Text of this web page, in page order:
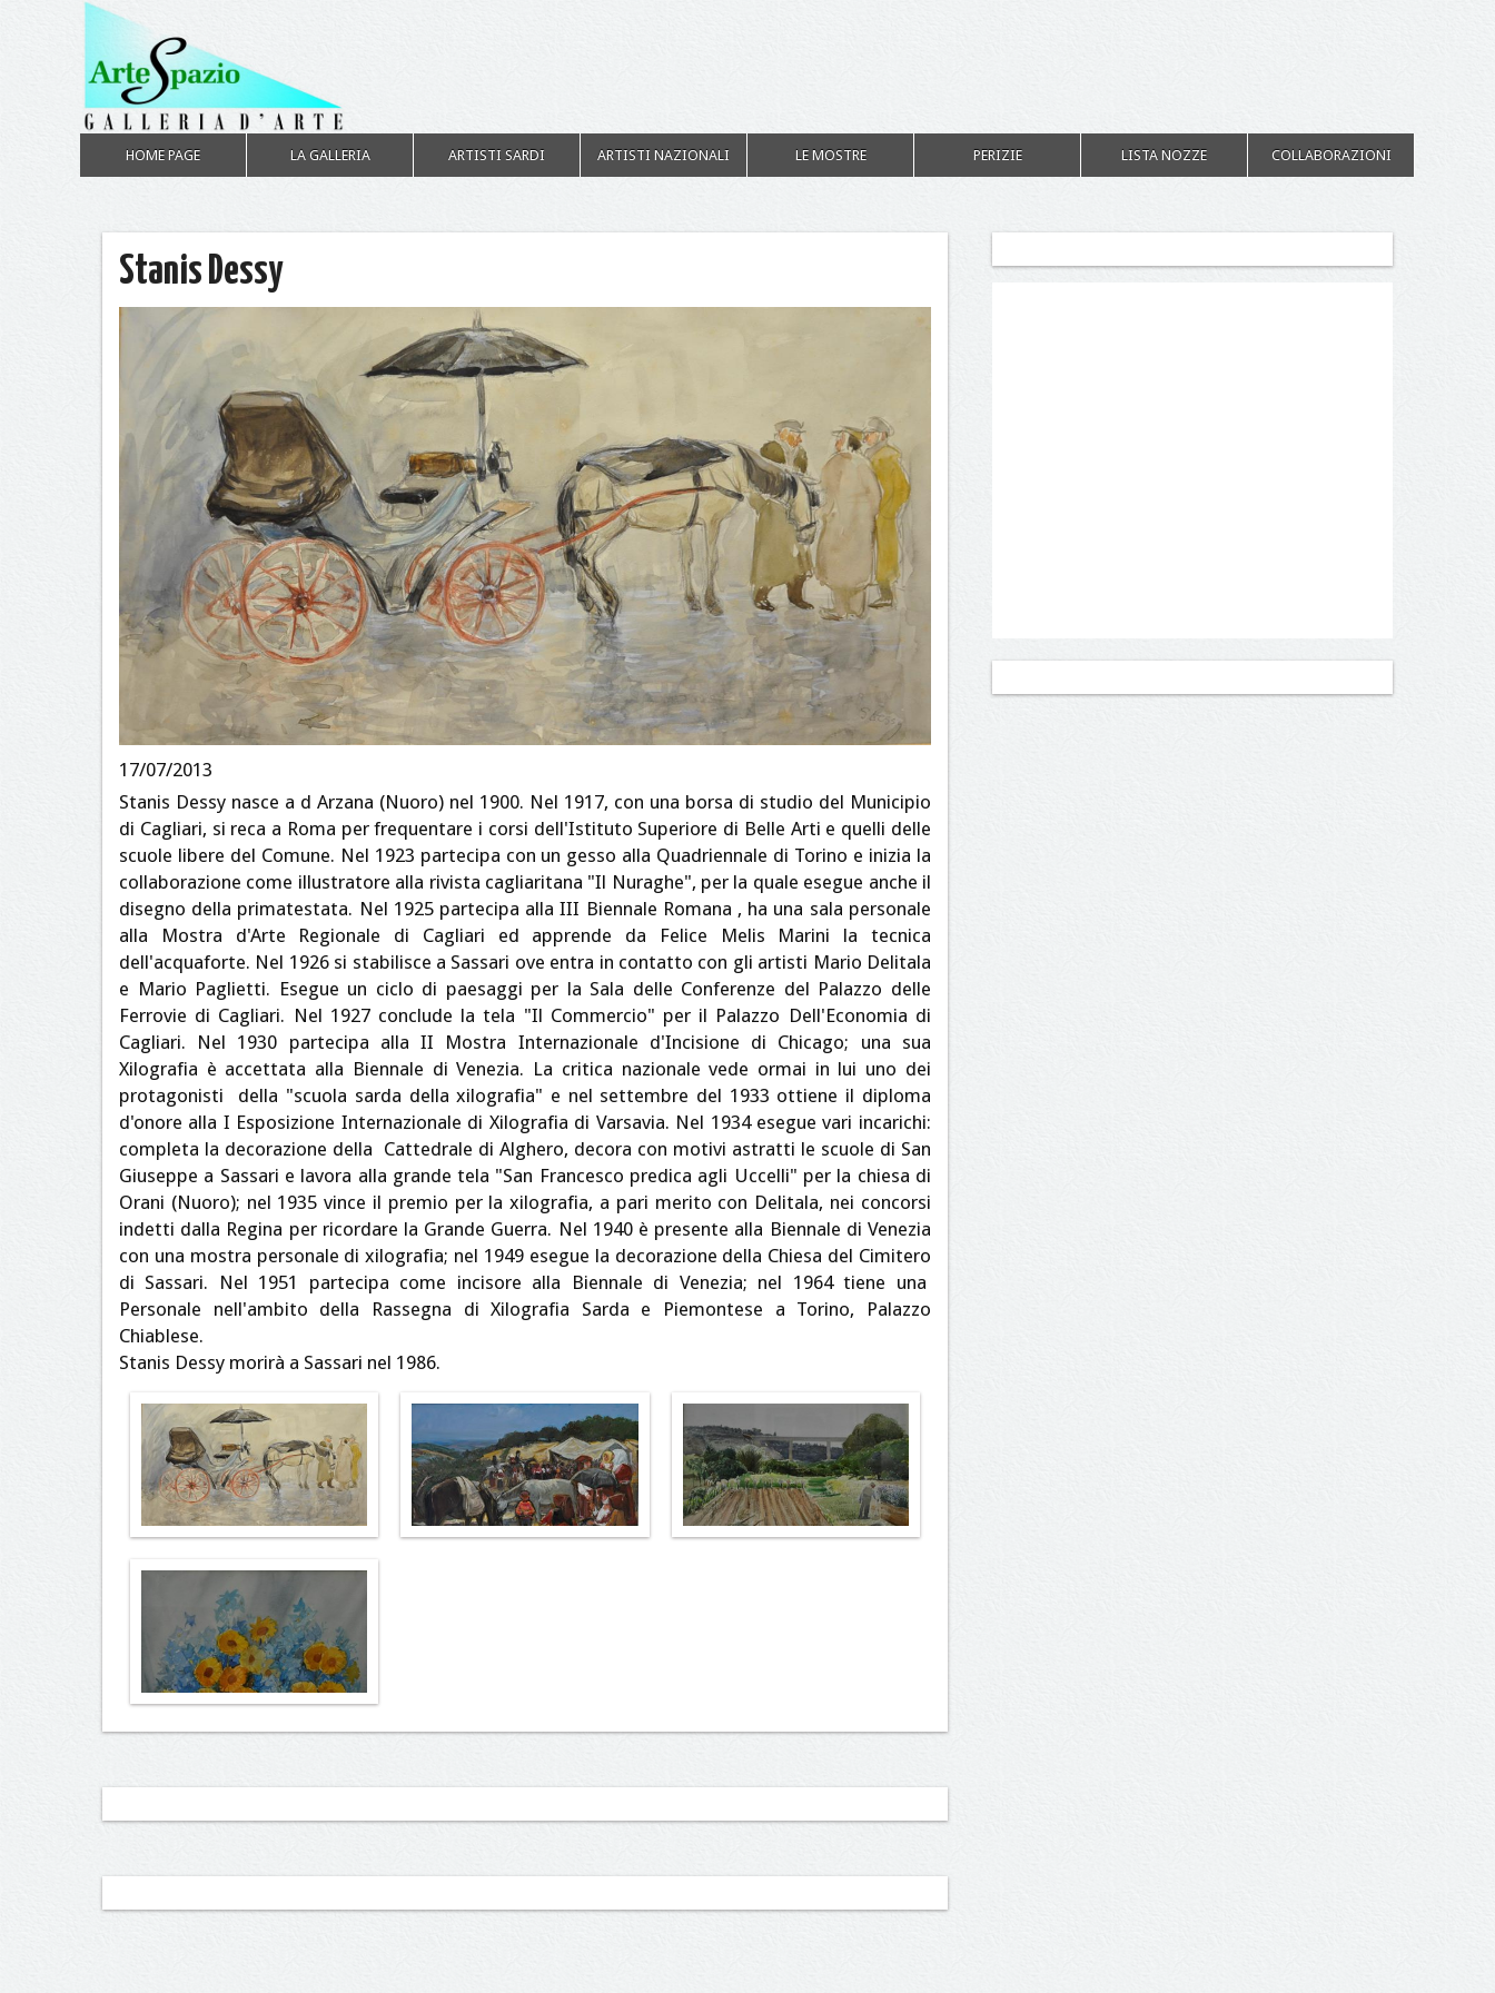
HOME PAGE LA GALLERIA ARTISTI SARDI ARTISTI NAZIONALI LE MOSTRE PERIZIE LISTA NOZZE COLLABORAZIONI
Stanis Dessy
17/07/2013
Stanis Dessy nasce a d Arzana (Nuoro) nel 1900. Nel 1917, con una borsa di studio del Municipio
di Cagliari, si reca a Roma per frequentare i corsi dell'Istituto Superiore di Belle Arti e quelli delle
scuole libere del Comune. Nel 1923 partecipa con un gesso alla Quadriennale di Torino e inizia la
collaborazione come illustratore alla rivista cagliaritana "Il Nuraghe", per la quale esegue anche il
disegno della primatestata. Nel 1925 partecipa alla III Biennale Romana , ha una sala personale
alla Mostra d'Arte Regionale di Cagliari ed apprende da Felice Melis Marini la tecnica
dell'acquaforte. Nel 1926 si stabilisce a Sassari ove entra in contatto con gli artisti Mario Delitala
e Mario Paglietti. Esegue un ciclo di paesaggi per la Sala delle Conferenze del Palazzo delle
Ferrovie di Cagliari. Nel 1927 conclude la tela "Il Commercio" per il Palazzo Dell'Economia di
Cagliari. Nel 1930 partecipa alla II Mostra Internazionale d'Incisione di Chicago; una sua
Xilografia è accettata alla Biennale di Venezia. La critica nazionale vede ormai in lui uno dei
protagonisti della "scuola sarda della xilografia" e nel settembre del 1933 ottiene il diploma
d'onore alla I Esposizione Internazionale di Xilografia di Varsavia. Nel 1934 esegue vari incarichi:
completa la decorazione della Cattedrale di Alghero, decora con motivi astratti le scuole di San
Giuseppe a Sassari e lavora alla grande tela "San Francesco predica agli Uccelli" per la chiesa di
Orani (Nuoro); nel 1935 vince il premio per la xilografia, a pari merito con Delitala, nei concorsi
indetti dalla Regina per ricordare la Grande Guerra. Nel 1940 è presente alla Biennale di Venezia
con una mostra personale di xilografia; nel 1949 esegue la decorazione della Chiesa del Cimitero
di Sassari. Nel 1951 partecipa come incisore alla Biennale di Venezia; nel 1964 tiene una
Personale nell'ambito della Rassegna di Xilografia Sarda e Piemontese a Torino, Palazzo
Chiablese.
Stanis Dessy morirà a Sassari nel 1986.